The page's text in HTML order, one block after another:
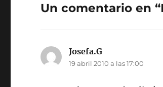
Un comentario en
Josefa.G
19 abril 2010 a las 17:00